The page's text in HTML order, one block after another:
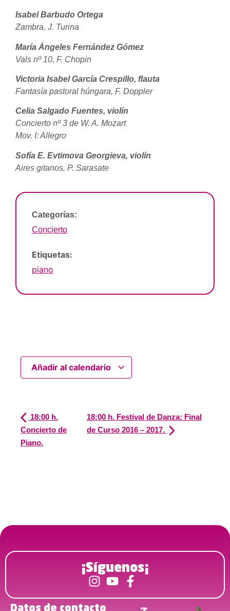
Isabel Barbudo Ortega
Zambra, J. Turina
María Ángeles Fernández Gómez
Vals nº 10, F. Chopin
Victoria Isabel García Crespillo, flauta
Fantasía pastoral húngara, F. Doppler
Celia Salgado Fuentes, violín
Concierto nº 3 de W. A. Mozart
Mov. I: Allegro
Sofía E. Evtimova Georgieva, violín
Aires gitanos, P. Sarasate
Categorías:
Concierto
Etiquetas:
piano
Añadir al calendario
18:00 h.
Concierto de
Piano.
18:00 h. Festival de Danza: Final
de Curso 2016 – 2017.
¡Síguenos¡